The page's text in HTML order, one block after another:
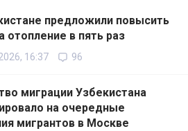
предложили повысить
отопление в пять раз
16:37 96
миграции Узбекистана
на очередные
мигрантов в Москве